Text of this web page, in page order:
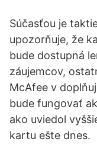
Súčasťou je
upozorňuje, že
bude dostupná
záujemcov,
McAfee v
bude fungovať
ako uviedol
kartu ešte dnes.